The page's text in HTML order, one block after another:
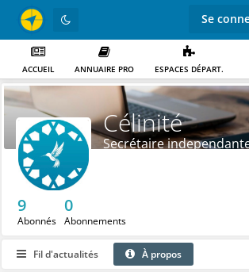
Se
ACCUEIL ANNUAIRE PRO ESPACES DÉPART.
Célinité
Secrétaire
9
Abonnés
0
Abonnements
Fil d'actualités À propos